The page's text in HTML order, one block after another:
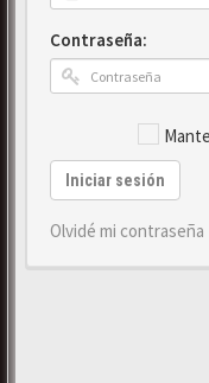
Contraseña:
Iniciar sesión
Olvidé mi contraseña